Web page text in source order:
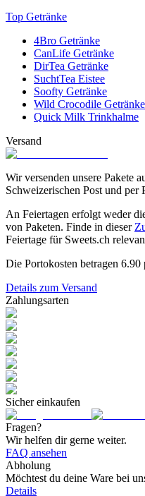
Top Getränke
4Bro Getränke
CanLife Getränke
DirTea Getränke
SuchtTea Eistee
Soofty Getränke
Wild Crocodile Getränke
Quick Milk Trinkhalme
Versand
Wir versenden unsere Pakete
Schweizerischen Post und per
An Feiertagen erfolgt weder
von Paketen. Finde in dieser
Feiertage für Sweets.ch
Die Portokosten betragen 6.90
Details zum Versand
Zahlungsarten
Sicher einkaufen
Fragen?
Wir helfen dir gerne weiter.
FAQ ansehen
Abholung
Möchtest du deine Ware bei
Details